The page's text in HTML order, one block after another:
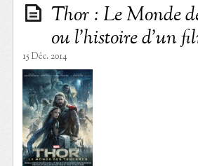
Thor : Le Monde
ou l’histoire d’un
15 Déc. 2014